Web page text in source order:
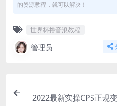
的资源教程，就可以解决！
世界杯撸音浪教程
管理员
2022最新实操CPS正规